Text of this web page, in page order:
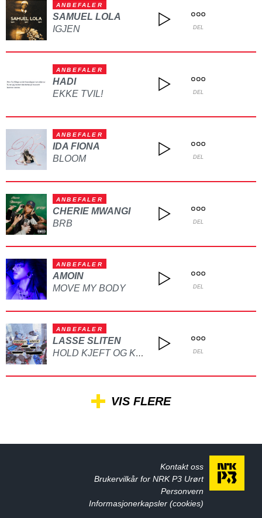
ANBEFALER
SAMUEL LOLA
IGJEN
DEL
ANBEFALER
HADI
EKKE TVIL!
DEL
ANBEFALER
IDA FIONA
BLOOM
DEL
ANBEFALER
CHERIE MWANGI
BRB
DEL
ANBEFALER
AMOIN
MOVE MY BODY
DEL
ANBEFALER
LASSE SLITEN
HOLD KJEFT OG KYSS MEG DEL
VIS FLERE
Kontakt oss
Brukervilkår for NRK P3 Urørt
Personvern
Informasjonerkapsler (cookies)